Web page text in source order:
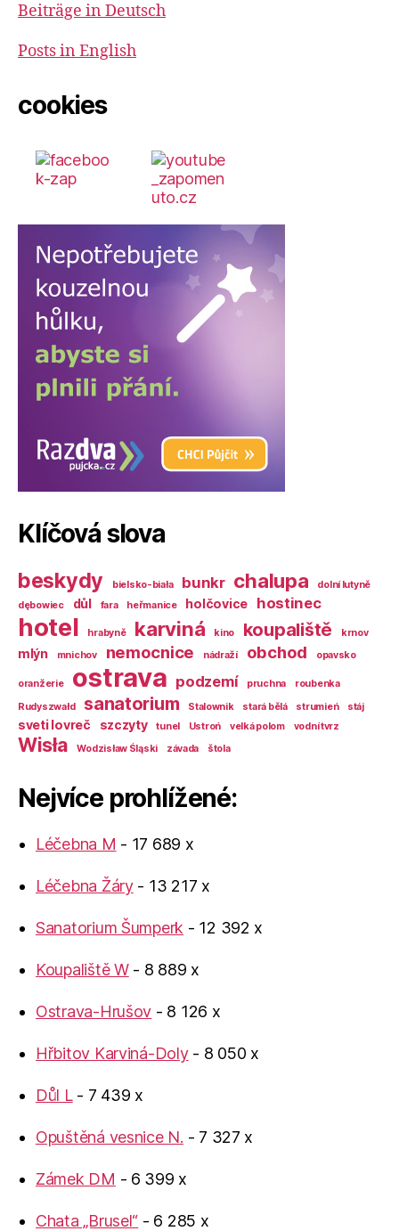
Beiträge in Deutsch
Posts in English
cookies
Klíčová slova
beskydy bielsko-biała bunkr chalupa
dolní lutyně
dębowiec
důl fara heřmanice holčovice hostinec
hotel hrabyně karviná kino koupaliště krnov
mlýn mnichov nemocnice nádraží obchod opavsko
oranžerie ostrava podzemí pruchna
roubenka
Rudyszwałd
sanatorium Stalownik stará bělá strumień stáj
sveti lovreč szczyty tunel Ustroń velká polom vodní tvrz
Wisła Wodzisław Śląski závada štola
Nejvíce prohlížené:
Léčebna M - 17 689 x
Léčebna Žáry- 13 217 x
Sanatorium Šumperk - 12 392 x
Koupaliště W- 8 889 x
Ostrava-Hrušov - 8 126 x
Hřbitov Karviná-Doly- 8 050 x
Důl L- 7 439 x
Opuštěná vesnice N. - 7 327 x
Zámek DM - 6 399 x
Chata „Brusel“ - 6 285 x